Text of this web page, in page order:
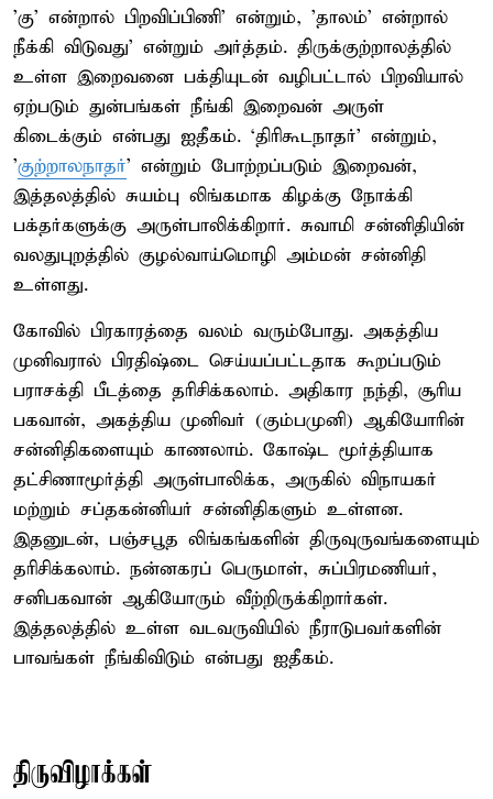
'கு' என்றால் பிறவிப்பிணி' என்றும், 'தாலம்' என்றால்
நீக்கி விடுவது' என்றும் அர்த்தம். திருக்குற்றாலத்தில்
உள்ள இறைவனை பக்தியுடன் வழிபட்டால் பிறவியால்
ஏற்படும் துன்பங்கள் நீங்கி இறைவன் அருள்
கிடைக்கும் என்பது ஐதீகம். ‘திரிகூடநாதர்' என்றும்,
'குற்றாலநாதர்' என்றும் போற்றப்படும் இறைவன்,
இத்தலத்தில் சுயம்பு லிங்கமாக கிழக்கு நோக்கி
பக்தர்களுக்கு அருள்பாலிக்கிறார். சுவாமி சன்னிதியின்
வலதுபுறத்தில் குழல்வாய்மொழி அம்மன் சன்னிதி
உள்ளது.
கோவில் பிரகாரத்தை வலம் வரும்போது. அகத்திய
முனிவரால் பிரதிஷ்டை செய்யப்பட்டதாக கூறப்படும்
பராசக்தி பீடத்தை தரிசிக்கலாம். அதிகார நந்தி, சூரிய
பகவான், அகத்திய முனிவர் (கும்பமுனி) ஆகியோரின்
சன்னிதிகளையும் காணலாம். கோஷ்ட மூர்த்தியாக
தட்சிணாமூர்த்தி அருள்பாலிக்க, அருகில் விநாயகர்
மற்றும் சப்தகன்னியர் சன்னிதிகளும் உள்ளன.
இதனுடன், பஞ்சபூத லிங்கங்களின் திருவுருவங்களையும்
தரிசிக்கலாம். நன்னகரப் பெருமாள், சுப்பிரமணியர்,
சனிபகவான் ஆகியோரும் வீற்றிருக்கிறார்கள்.
இத்தலத்தில் உள்ள வடவருவியில் நீராடுபவர்களின்
பாவங்கள் நீங்கிவிடும் என்பது ஐதீகம்.
திருவிழாக்கள்